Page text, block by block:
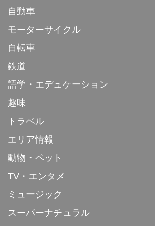
自動車
モーターサイクル
自転車
鉄道
語学・エデュケーション
趣味
トラベル
エリア情報
動物・ペット
TV・エンタメ
ミュージック
スーパーナチュラル